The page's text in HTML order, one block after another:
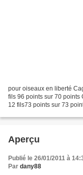
pour oiseaux en liberté
fils 96 points sur 70 points
12 fils73 points sur 73
Aperçu
Publié le 26/01/2011 à
Par dany88